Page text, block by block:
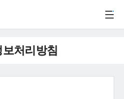
처리방침